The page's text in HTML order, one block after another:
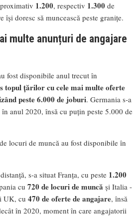
1.200, respectiv 1.300 de
doresc să muncească peste granițe.
multe anunțuri de angajare
fost disponibile anul trecut în
topul țărilor cu cele mai multe oferte
peste 6.000 de joburi. Germania s-a
anul 2020, însă cu puțin peste 5.000 de
locuri de muncă au fost disponibile în
s-a situat Franța, cu peste 1.200
cu 720 de locuri de muncă și Italia -
UK, cu 470 de oferte de angajare, însă
în 2020, moment în care angajatorii